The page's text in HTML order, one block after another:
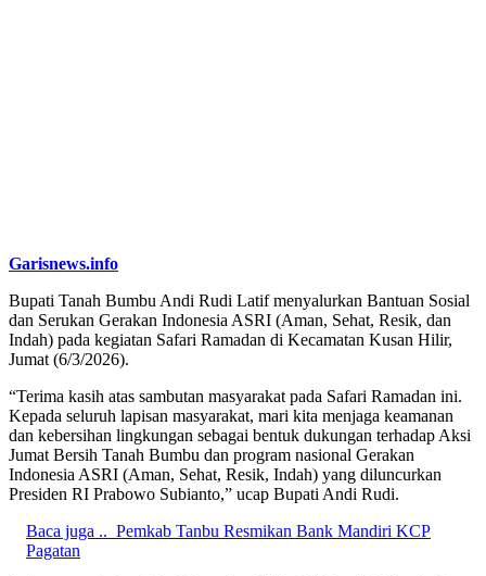
Garisnews.info
Bupati Tanah Bumbu Andi Rudi Latif menyalurkan Bantuan Sosial
dan Serukan Gerakan Indonesia ASRI (Aman, Sehat, Resik, dan
Indah) pada kegiatan Safari Ramadan di Kecamatan Kusan Hilir,
Jumat (6/3/2026).
“Terima kasih atas sambutan masyarakat pada Safari Ramadan ini.
Kepada seluruh lapisan masyarakat, mari kita menjaga keamanan
dan kebersihan lingkungan sebagai bentuk dukungan terhadap Aksi
Jumat Bersih Tanah Bumbu dan program nasional Gerakan
Indonesia ASRI (Aman, Sehat, Resik, Indah) yang diluncurkan
Presiden RI Prabowo Subianto,” ucap Bupati Andi Rudi.
Baca juga .. Pemkab Tanbu Resmikan Bank Mandiri KCP
Pagatan